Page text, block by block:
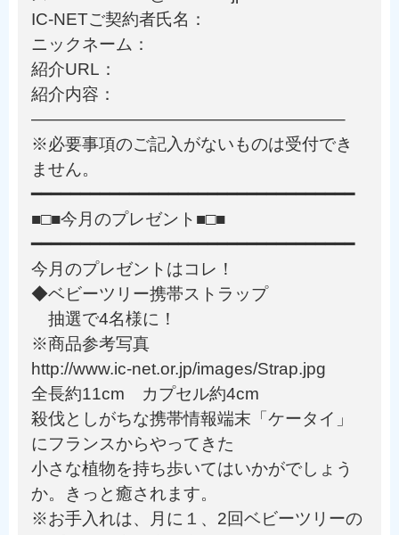
IC-NETご契約者氏名：
ニックネーム：
紹介URL：
紹介内容：
——————————————————–
※必要事項のご記入がないものは受付でき
ません。
━━━━━━━━━━━━━━━━━━━━━━━━━━━━━━━━━
■□■今月のプレゼント■□■
━━━━━━━━━━━━━━━━━━━━━━━━━━━━━━━━━
今月のプレゼントはコレ！
◆ベビーツリー携帯ストラップ
抽選で4名様に！
※商品参考写真
http://www.ic-net.or.jp/images/Strap.jpg
全長約11cm カプセル約4cm
殺伐としがちな携帯情報端末「ケータイ」
にフランスからやってきた
小さな植物を持ち歩いてはいかがでしょう
か。きっと癒されます。
※お手入れは、月に１、2回ベビーツリーの